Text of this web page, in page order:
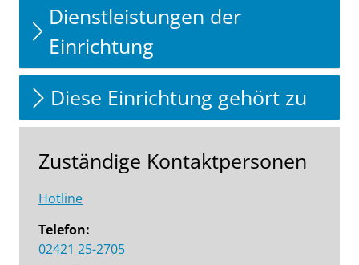
Dienstleistungen der
Einrichtung
Diese Einrichtung gehört zu
Zuständige Kontaktpersonen
Hotline
Telefon:
02421 25-2705